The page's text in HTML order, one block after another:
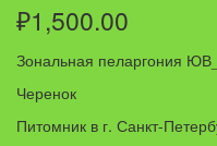
₽1,500.00
Зональная пеларгония
Черенок
Питомник в г. Санкт-